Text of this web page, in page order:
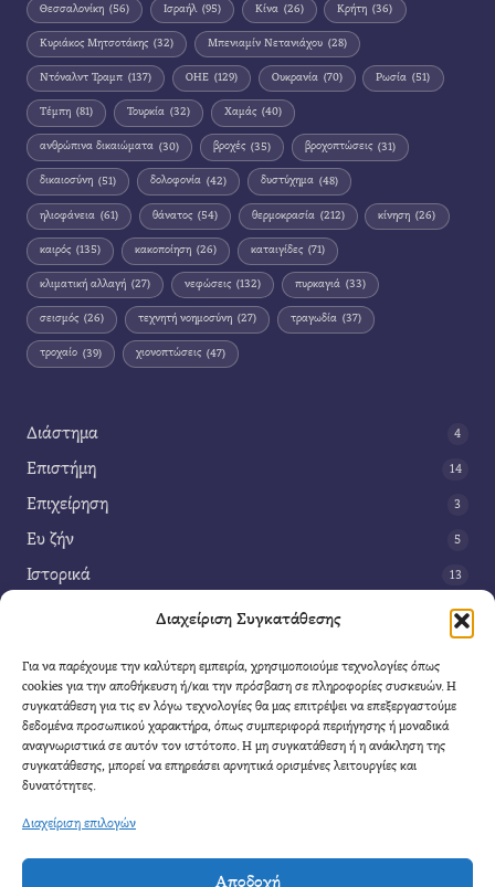
Διαχείριση Συγκατάθεσης
Για να παρέχουμε την καλύτερη εμπειρία, χρησιμοποιούμε τεχνολογίες όπως
cookies για την αποθήκευση ή/και την πρόσβαση σε πληροφορίες συσκευών. Η
συγκατάθεση για τις εν λόγω τεχνολογίες θα μας επιτρέψει να επεξεργαστούμε
δεδομένα προσωπικού χαρακτήρα, όπως συμπεριφορά περιήγησης ή μοναδικά
αναγνωριστικά σε αυτόν τον ιστότοπο. Η μη συγκατάθεση ή η ανάκληση της
συγκατάθεσης, μπορεί να επηρεάσει αρνητικά ορισμένες λειτουργίες και
δυνατότητες.
Διαχείριση επιλογών
Αποδοχή
Θεσσαλονίκη (56) Ισραήλ (95) Κίνα (26) Κρήτη (36)
Κυριάκος Μητσοτάκης (32) Μπενιαμίν Νετανιάχου (28)
Ντόναλντ Τραμπ (137) ΟΗΕ (129) Ουκρανία (70) Ρωσία (51)
Τέμπη (81) Τουρκία (32) Χαμάς (40)
ανθρώπινα δικαιώματα (30) βροχές (35) βροχοπτώσεις (31)
δικαιοσύνη (51) δολοφονία (42) δυστύχημα (48)
ηλιοφάνεια (61) θάνατος (54) θερμοκρασία (212) κίνηση (26)
καιρός (135) κακοποίηση (26) καταιγίδες (71)
κλιματική αλλαγή (27) νεφώσεις (132) πυρκαγιά (33)
σεισμός (26) τεχνητή νοημοσύνη (27) τραγωδία (37)
τροχαίο (39) χιονοπτώσεις (47)
Διάστημα 4
Επιστήμη 14
Επιχείρηση 3
Ευ ζήν 5
Ιστορικά 13
42
Τέχνη 3
Τεχνολογία
Υγεία
Φαντασία